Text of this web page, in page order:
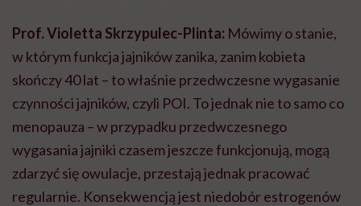
Prof. Violetta Skrzypulec-Plinta: Mówimy o stanie,
w którym funkcja jajników zanika, zanim kobieta
skończy 40 lat – to właśnie przedwczesne wygasanie
czynności jajników, czyli POI. To jednak nie to samo co
menopauza – w przypadku przedwczesnego
wygasania jajniki czasem jeszcze funkcjonują, mogą
zdarzyć się owulacje, przestają jednak pracować
regularnie. Konsekwencją jest niedobór estrogenów